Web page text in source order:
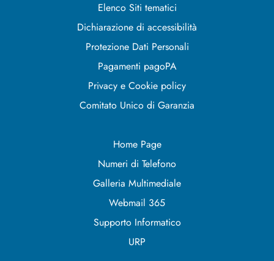
Elenco Siti tematici
Dichiarazione di accessibilità
Protezione Dati Personali
Pagamenti pagoPA
Privacy e Cookie policy
Comitato Unico di Garanzia
Home Page
Numeri di Telefono
Galleria Multimediale
Webmail 365
Supporto Informatico
URP